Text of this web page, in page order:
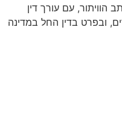
הוויתור, עם עורך דין
ובפרט בדין החל במדינה